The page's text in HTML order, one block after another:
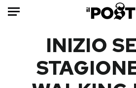
HOME
Italia
INIZIO